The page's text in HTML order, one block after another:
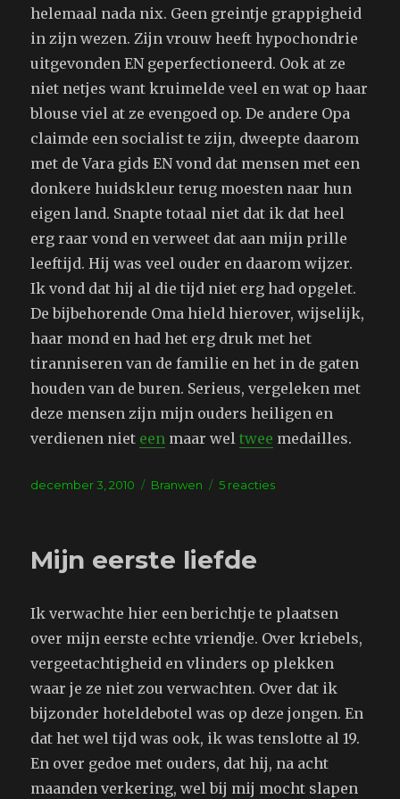
helemaal nada nix. Geen greintje grappigheid
in zijn wezen. Zijn vrouw heeft hypochondrie
uitgevonden EN geperfectioneerd. Ook at ze
niet netjes want kruimelde veel en wat op haar
blouse viel at ze evengoed op. De andere Opa
claimde een socialist te zijn, dweepte daarom
met de Vara gids EN vond dat mensen met een
donkere huidskleur terug moesten naar hun
eigen land. Snapte totaal niet dat ik dat heel
erg raar vond en verweet dat aan mijn prille
leeftijd. Hij was veel ouder en daarom wijzer.
Ik vond dat hij al die tijd niet erg had opgelet.
De bijbehorende Oma hield hierover, wijselijk,
haar mond en had het erg druk met het
tiranniseren van de familie en het in de gaten
houden van de buren. Serieus, vergeleken met
deze mensen zijn mijn ouders heiligen en
verdienen niet een maar weltwee medailles.
Geplaatst
december 3, 2010 Tags
Branwen 5 reactiesop
Mijn eerste liefde
Ik verwachte hier een berichtje te plaatsen
over mijn eerste echte vriendje. Over kriebels,
vergeetachtigheid en vlinders op plekken
waar je ze niet zou verwachten. Over dat ik
bijzonder hoteldebotel was op deze jongen. En
dat het wel tijd was ook, ik was tenslotte al 19.
En over gedoe met ouders, dat hij, na acht
maanden verkering, wel bij mij mocht slapen